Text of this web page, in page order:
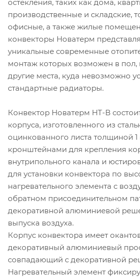
остекления, таких как дома,
производственные и складские,
офисные, а также жилые
конвекторы Новатерм
уникальные современные
монтаж которых возможен в
другие места, куда невозможно
стандартные радиаторы.
Конвектор Новатерм НТ-В
корпуса, изготовленного из
оцинкованного листа толщиной
кронштейнами для крепления
внутрипольного канала и
для установки конвектора по
нагревательного элемента с
обратном присоединительном
декоративной алюминиевой
выпуска воздуха.
Корпус конвектора имеет
декоративный алюминиевый
совпадающий с декоративной
Нагревательный элемент